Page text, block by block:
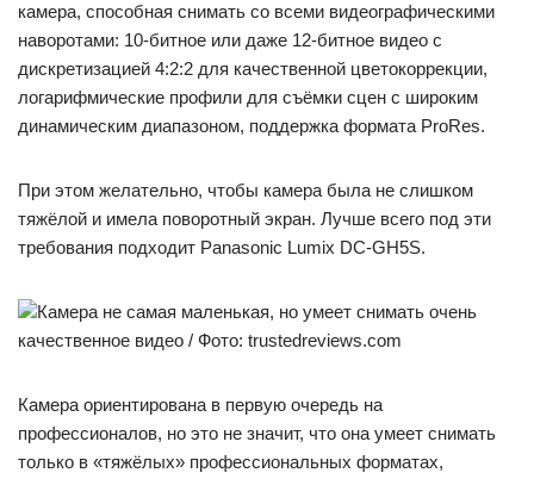
камера, способная снимать со всеми видеографическими
наворотами: 10-битное или даже 12-битное видео с
дискретизацией 4:2:2 для качественной цветокоррекции,
логарифмические профили для съёмки сцен с широким
динамическим диапазоном, поддержка формата ProRes.
При этом желательно, чтобы камера была не слишком
тяжёлой и имела поворотный экран. Лучше всего под эти
требования подходит Panasonic Lumix DC-GH5S.
Камера не самая маленькая, но умеет снимать очень
качественное видео / Фото: trustedreviews.com
Камера ориентирована в первую очередь на
профессионалов, но это не значит, что она умеет снимать
только в «тяжёлых» профессиональных форматах,